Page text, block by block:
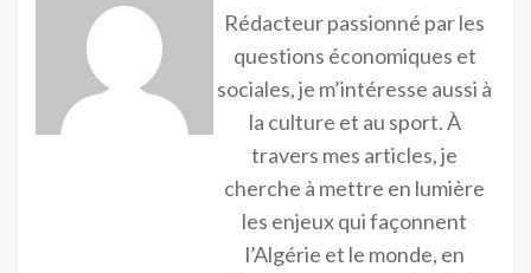
Rédacteur passionné par les
questions économiques et
sociales, je m’intéresse aussi à
la culture et au sport. À
travers mes articles, je
cherche à mettre en lumière
les enjeux qui façonnent
l’Algérie et le monde, en